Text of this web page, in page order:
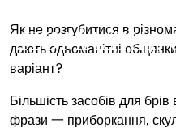
ПОМАДКИ,
Як не розгубитися в
дають одноманітні
варіант?
Більшість засобів для
фрази 一 приборкання,